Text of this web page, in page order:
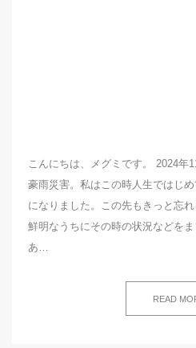
こんにちは、メグミです。 2024年
豪雨災害。私はこの時人生ではじ
になりました。この先もきっと忘
鮮明なうちにその時の状況などをま
あ…
READ